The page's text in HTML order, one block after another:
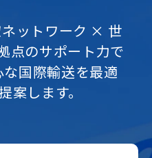
ットワーク × 世
点のサポート力で
国際輸送を最適
案します。